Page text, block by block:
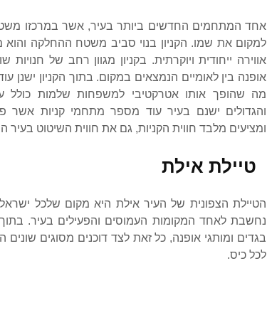
אחד המתחמים החדשים ביותר בעיר, אשר במרכזו
למקום את שמו. הקניון בנוי סביב משטח ההחלקה והוא
אווירה ייחודית ויוקרתית. בקניון מגוון רחב של
אופנה בין לאומיים הנמצאים במקום. בתוך הקניון ישנן
מה שהופך אותו אטרקטיבי למשפחות שלמות כולל
והגדולים ישנם בעיר עוד מספר מתחמי קניות אשר
ומציעים מלבד חווית הקניות, גם את חווית השיטוט בעיר
טיילת אילת
הטיילת הצפונית של העיר אילת היא מקום שלכל
נחשבת לאחד המקומות העמוסים והפעילים בעיר.
בגדים ומותגי אופנה, כל זאת לצד דוכנים מסוגים
לכל כיס.